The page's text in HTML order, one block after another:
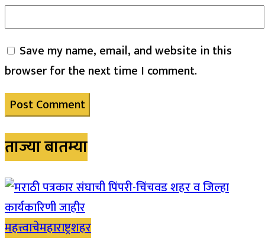
Save my name, email, and website in this
browser for the next time I comment.
ताज्या बातम्या
महत्त्वाचेमहाराष्ट्रशहर